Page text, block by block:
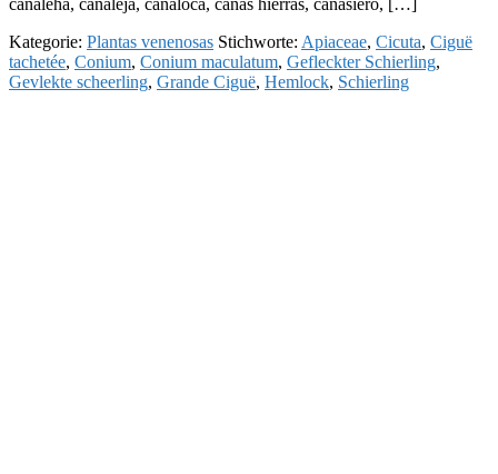
Kategorie: Plantas venenosas Stichworte: Apiaceae, Cicuta, Ciguë
tachetée, Conium, Conium maculatum, Gefleckter Schierling,
Gevlekte scheerling, Grande Ciguë, Hemlock, Schierling